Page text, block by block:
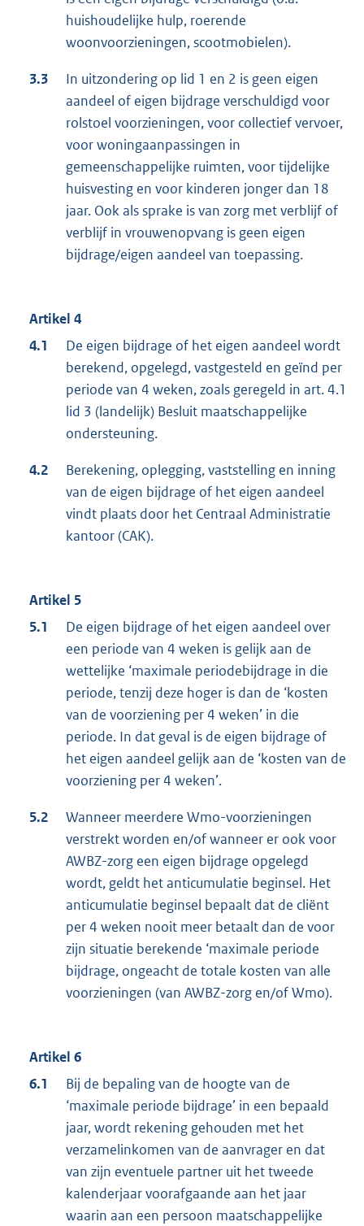
huishoudelijke hulp, roerende
woonvoorzieningen, scootmobielen).
3.3
In uitzondering op lid 1 en 2 is geen eigen
aandeel of eigen bijdrage verschuldigd voor
rolstoel voorzieningen, voor collectief vervoer,
voor woningaanpassingen in
gemeenschappelijke ruimten, voor tijdelijke
huisvesting en voor kinderen jonger dan 18
jaar. Ook als sprake is van zorg met verblijf of
verblijf in vrouwenopvang is geen eigen
bijdrage/eigen aandeel van toepassing.
Artikel 4
4.1
De eigen bijdrage of het eigen aandeel wordt
berekend, opgelegd, vastgesteld en geïnd per
periode van 4 weken, zoals geregeld in art. 4.1
lid 3 (landelijk) Besluit maatschappelijke
ondersteuning.
4.2
Berekening, oplegging, vaststelling en inning
van de eigen bijdrage of het eigen aandeel
vindt plaats door het Centraal Administratie
kantoor (CAK).
Artikel 5
5.1
De eigen bijdrage of het eigen aandeel over
een periode van 4 weken is gelijk aan de
wettelijke ‘maximale periodebijdrage in die
periode, tenzij deze hoger is dan de ‘kosten
van de voorziening per 4 weken’ in die
periode. In dat geval is de eigen bijdrage of
het eigen aandeel gelijk aan de ‘kosten van de
voorziening per 4 weken’.
5.2
Wanneer meerdere Wmo-voorzieningen
verstrekt worden en/of wanneer er ook voor
AWBZ-zorg een eigen bijdrage opgelegd
wordt, geldt het anticumulatie beginsel. Het
anticumulatie beginsel bepaalt dat de cliënt
per 4 weken nooit meer betaalt dan de voor
zijn situatie berekende ‘maximale periode
bijdrage, ongeacht de totale kosten van alle
voorzieningen (van AWBZ-zorg en/of Wmo).
Artikel 6
6.1
Bij de bepaling van de hoogte van de
‘maximale periode bijdrage’ in een bepaald
jaar, wordt rekening gehouden met het
verzamelinkomen van de aanvrager en dat
van zijn eventuele partner uit het tweede
kalenderjaar voorafgaande aan het jaar
waarin aan een persoon maatschappelijke